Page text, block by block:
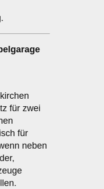
für zwei
für
neben